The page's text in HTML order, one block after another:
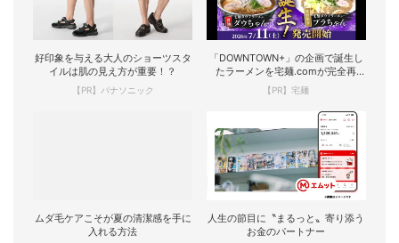
好印象を与える大人のショーツスタ
イルは肌の見え方が重要！？
【PR】パナソニック
「DOWNTOWN+」の企画で誕生し
たラーメンを宅麺.comが完全再
現！
【PR】宅麺
ムダ毛ケアこそが夏の清潔感を手に
入れる方法
人生の節目に〝まるっと〟寄り添う
お金のパートナー